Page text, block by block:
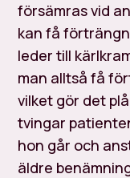
försämras vid
kan få
leder till
man alltså få
vilket gör det
tvingar
hon går och
äldre